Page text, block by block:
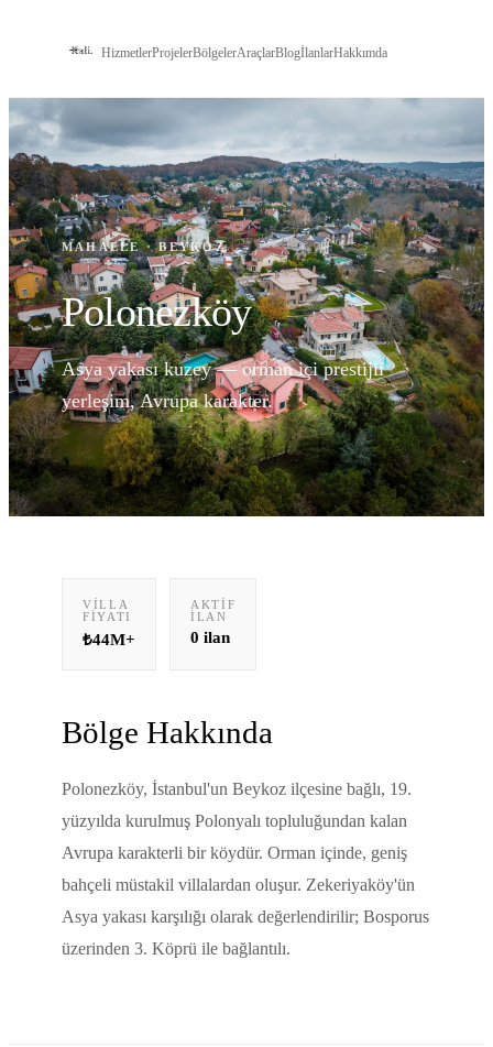
HizmetlerProjelerBölgelerAraçlarBlogİlanlarHakkımda
MAHALLE·BEYKOZ
Polonezköy
Asya yakası kuzey — orman içi prestijli
yerleşim, Avrupa karakter.
VILLA
FIYATI
₺44M+
AKTIF
İLAN
0 ilan
Bölge Hakkında
Polonezköy, İstanbul'un Beykoz ilçesine bağlı, 19.
yüzyılda kurulmuş Polonyalı topluluğundan kalan
Avrupa karakterli bir köydür. Orman içinde, geniş
bahçeli müstakil villalardan oluşur. Zekeriyaköy'ün
Asya yakası karşılığı olarak değerlendirilir; Bosporus
üzerinden 3. Köprü ile bağlantılı.